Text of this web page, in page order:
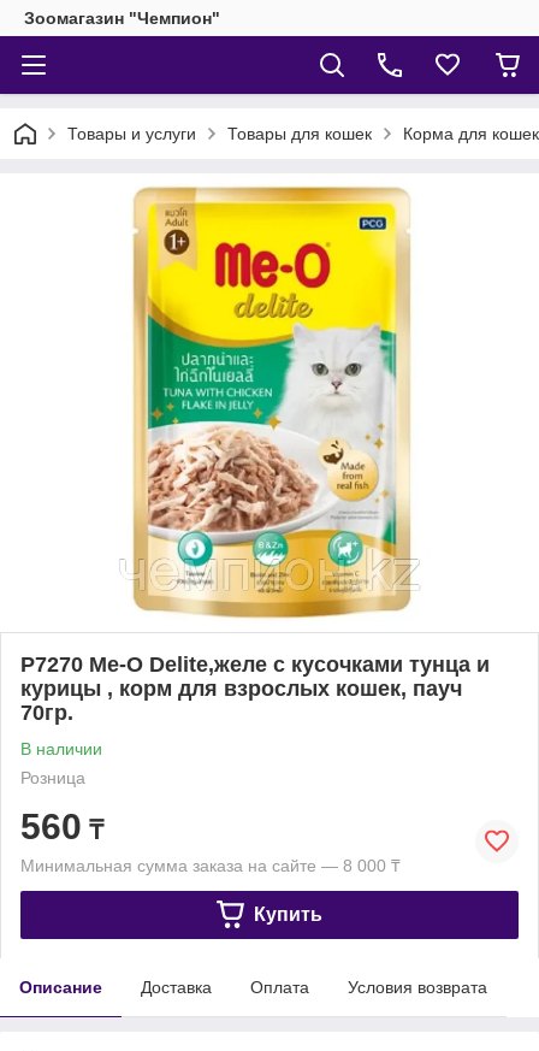
Зоомагазин "Чемпион"
Товары и услуги Товары для кошек Корма для кошек
P7270 Ме-О Delite,желе с кусочками тунца и
курицы , корм для взрослых кошек, пауч
70гр.
В наличии
Розница
560 ₸
Минимальная сумма заказа на сайте — 8 000 ₸
Купить
Описание Доставка Оплата Условия возврата